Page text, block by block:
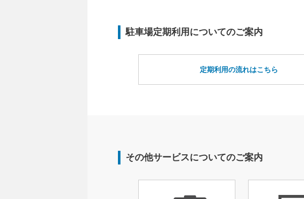
駐車場定期利用についてのご案内
定期利用の流れはこちら
その他サービスについてのご案内